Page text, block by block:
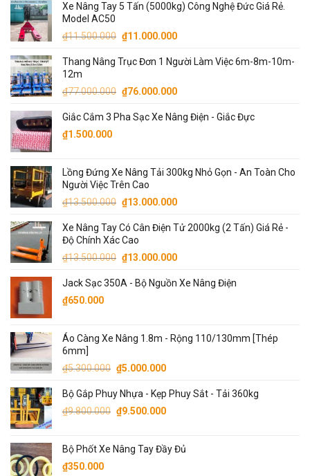
là:
tại
₫70.000.000.
Xe Nâng Tay 5 Tấn (5000kg) Công Nghệ Đức Giá Rẻ.
Model AC50
₫11.500.000 Giá
là:
₫11.000.000Giá
tại
₫11.000.000.
Thang Nâng Trục Đơn 1 Người Làm Việc 6m-8m-10m-
12m
₫77.000.000 Giá
là:
₫76.000.000Giá
tại
Giắc Cắm 3 Pha Sạc Xe Nâng Điện - Giắc Đực
₫1.500.000
Lồng Đứng Xe Nâng Tải 300kg Nhỏ Gọn - An Toàn Cho
Người Việc Trên Cao
₫13.500.000 Giá
là:
₫13.500.000.
₫13.000.000Giá
tại
₫13.000.000.
Xe Nâng Tay Có Cân Điện Tử 2000kg (2 Tấn) Giá Rẻ -
Độ Chính Xác Cao
₫13.500.000 Giá
là:
₫13.000.000Giá
tại
Jack Sạc 350A - Bộ Nguồn Xe Nâng Điện
₫650.000
Áo Càng Xe Nâng 1.8m - Rộng 110/130mm [Thép
6mm]
₫5.300.000 Giá
là:
₫5.300.000.
₫5.000.000Giá
tại
là:
Bộ Gắp Phuy Nhựa - Kẹp Phuy Sắt - Tải 360kg
₫9.800.000 Giá
₫9.800.000.
₫9.500.000Giá
là:
Bộ Phốt Xe Nâng Tay Đầy Đủ
₫350.000